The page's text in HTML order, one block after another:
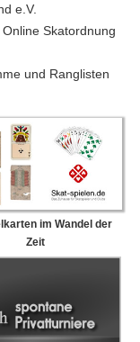
e.V.
Skatordnung
und Ranglisten
im Wandel der
Zeit